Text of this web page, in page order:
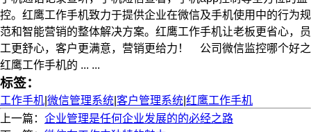
控。红鹰工作手机致力于提供企业在微信及手机使用中的行为规
范和智能营销的整体解决方案。红鹰工作手机让老板更省心，员
工更舒心，客户更满意，营销更给力！ 公司微信监控哪个好之
红鹰工作手机的 ... ...
标签：
工作手机 微信管理系统 客户管理系统 红鹰工作手机
上一篇： 企业管理是任何企业发展的的必经之路